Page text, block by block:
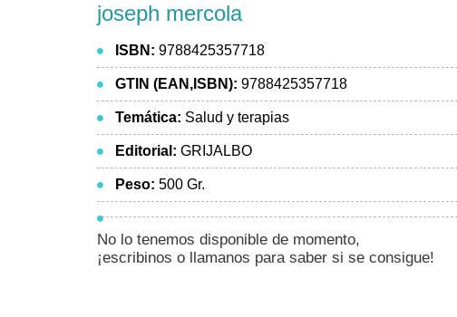
joseph mercola
ISBN: 9788425357718
GTIN (EAN,ISBN): 9788425357718
Temática: Salud y terapias
Editorial: GRIJALBO
Peso: 500 Gr.
No lo tenemos disponible de momento,
¡escribinos o llamanos para saber si se consigue!